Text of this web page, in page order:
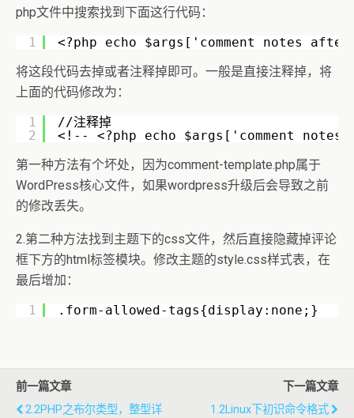
php文件中搜索找到下面这行代码：
1
<?php echo
将这段代码去掉或者注释掉即可。一般是直接注释掉，将
上面的代码修改为：
1
2
//注释掉
<!-- <?php echo
第一种方法有个坏处，因为comment-template.php属于
WordPress核心文件，如果wordpress升级后会导致之前
的修改丢失。
2.第二种方法找到主题下的css文件，然后直接隐藏掉评论
框下方的html标签模块。修改主题的style.css样式表，在
最后增加：
1
.form-allowed-tags{display:none;}
前一篇文章
2.2PHP之布尔类型，整型详
下一篇文章
1.2Linux下初识命令格式